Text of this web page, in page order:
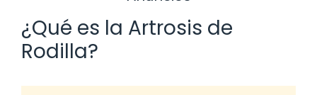
¿Qué es la Artrosis de
Rodilla?